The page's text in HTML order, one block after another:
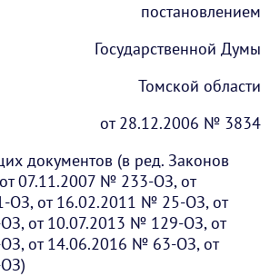
постановлением
Государственной Думы
Томской области
от 28.12.2006 № 3834
документов (в ред. Законов
07.11.2007 № 233-ОЗ, от
от 16.02.2011 № 25-ОЗ, от
от 10.07.2013 № 129-ОЗ, от
от 14.06.2016 № 63-ОЗ, от